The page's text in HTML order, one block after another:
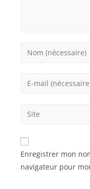
Enregistrer mon
navigateur pour